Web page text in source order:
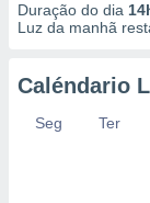
Duração do dia
Luz da manhã
Caléndario
Seg Ter